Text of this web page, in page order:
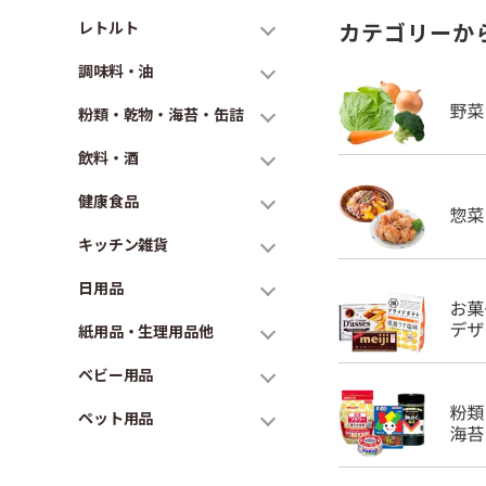
レトルト
調味料・油
粉類・乾物・海苔・缶詰
飲料・酒
健康食品
キッチン雑貨
日用品
紙用品・生理用品他
ベビー用品
ペット用品
カテゴリーか